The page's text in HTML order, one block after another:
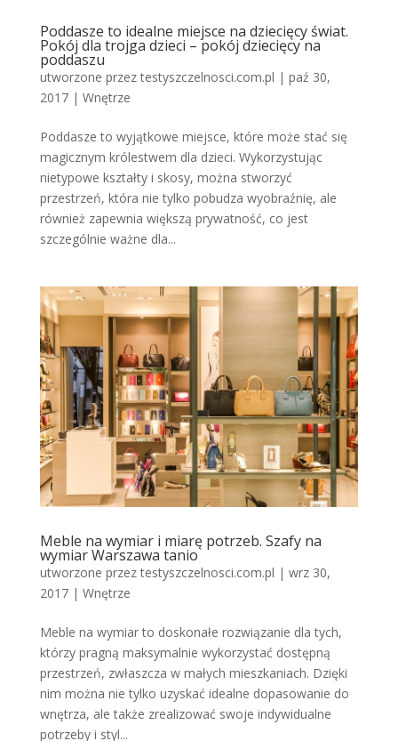
Poddasze to idealne miejsce na dziecięcy świat.
Pokój dla trojga dzieci – pokój dziecięcy na
poddaszu
utworzone przeztestyszczelnosci.com.pl | paź 30,
2017| Wnętrze
Poddasze to wyjątkowe miejsce, które może stać się
magicznym królestwem dla dzieci. Wykorzystując
nietypowe kształty i skosy, można stworzyć
przestrzeń, która nie tylko pobudza wyobraźnię, ale
również zapewnia większą prywatność, co jest
szczególnie ważne dla...
Meble na wymiar i miarę potrzeb. Szafy na
wymiar Warszawa tanio
utworzone przeztestyszczelnosci.com.pl | wrz 30,
2017| Wnętrze
Meble na wymiar to doskonałe rozwiązanie dla tych,
którzy pragną maksymalnie wykorzystać dostępną
przestrzeń, zwłaszcza w małych mieszkaniach. Dzięki
nim można nie tylko uzyskać idealne dopasowanie do
wnętrza, ale także zrealizować swoje indywidualne
potrzeby i styl...